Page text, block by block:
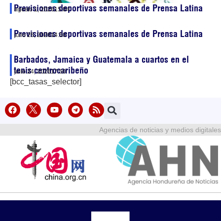
Previsiones deportivas semanales de Prensa Latina
agosto 1, 202615:04
Previsiones deportivas semanales de Prensa Latina
julio 25, 202614:50
Barbados, Jamaica y Guatemala a cuartos en el
tenis centrocaribeño
julio 24, 202617:50
[bcc_tasas_selector]
Agencias de noticias y medios digitales